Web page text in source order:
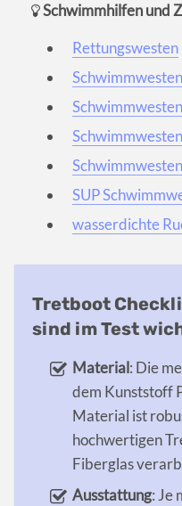
Schwimmhilfen und
Rettungswesten
Schwimmwesten
SUP
wasserdichte
Tretboot
sind im Test
Material: Die
dem Kunststoff
Material ist
hochwertigen
Fiberglas
Ausstattung: Je